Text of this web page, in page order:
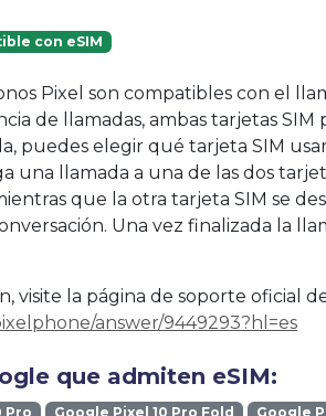
con eSIM
Pixel son compatibles con el
de llamadas, ambas tarjetas
puedes elegir qué tarjeta SIM
una llamada a una de las dos
que la otra tarjeta SIM se
Una vez finalizada la
visite la página de soporte oficial
answer/9449293?hl=es
que admiten eSIM:
Pro Google Pixel 10 Pro Fold
Google